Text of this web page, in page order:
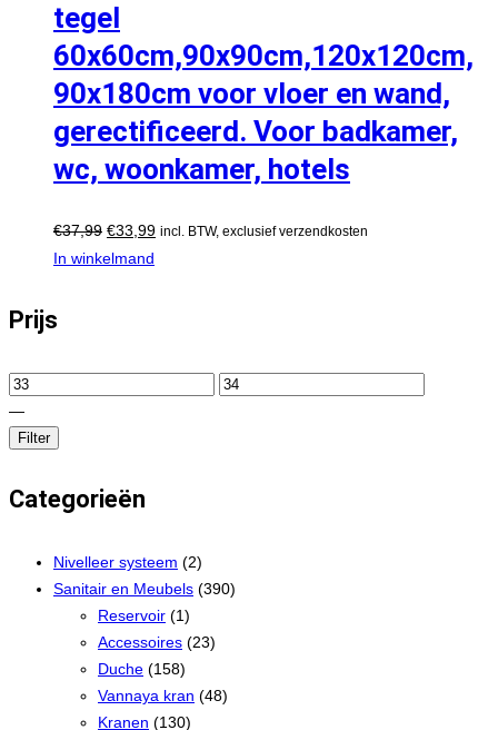
tegel
60x60cm,90x90cm,120x120cm,
90x180cm voor vloer en wand,
gerectificeerd. Voor badkamer,
wc, woonkamer, hotels
€37,99 €33,99 incl. BTW, exclusief verzendkosten
In winkelmand
Prijs
—
Filter
Categorieën
Nivelleer systeem (2)
Sanitair en Meubels (390)
Reservoir (1)
Accessoires (23)
Duche (158)
Vannaya kran (48)
Kranen (130)